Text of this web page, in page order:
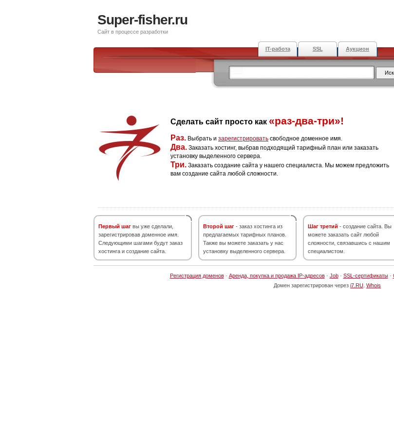
Super-fisher.ru
Сайт в процессе разработки
IT-работа SSL Аукцион
Сделать сайт просто как «раз-два-три»!
Раз. Выбрать и зарегистрировать свободное доменное имя.
Два. Заказать хостинг, выбрав подходящий тарифный план или заказать
установку выделенного сервера.
Три. Заказать создание сайта у нашего специалиста. Мы можем предложить
вам создание сайта любой сложности.
Первый шаг вы уже сделали,
зарегистрировав доменное имя.
Следующими шагами будут заказ
хостинга и создание сайта.
Второй шаг - заказ хостинга из
предлагаемых тарифных планов.
Также вы можете заказать у нас
установку выделенного сервера.
Шаг третий - создание сайта. Вы
можете заказать сайт любой
сложности, связавшись с нашим
специалистом.
Регистрация доменов· Аренда, покупка и продажа IP-адресов· Job· SSL-сертификаты·
Домен зарегистрирован через i7.RU Whois